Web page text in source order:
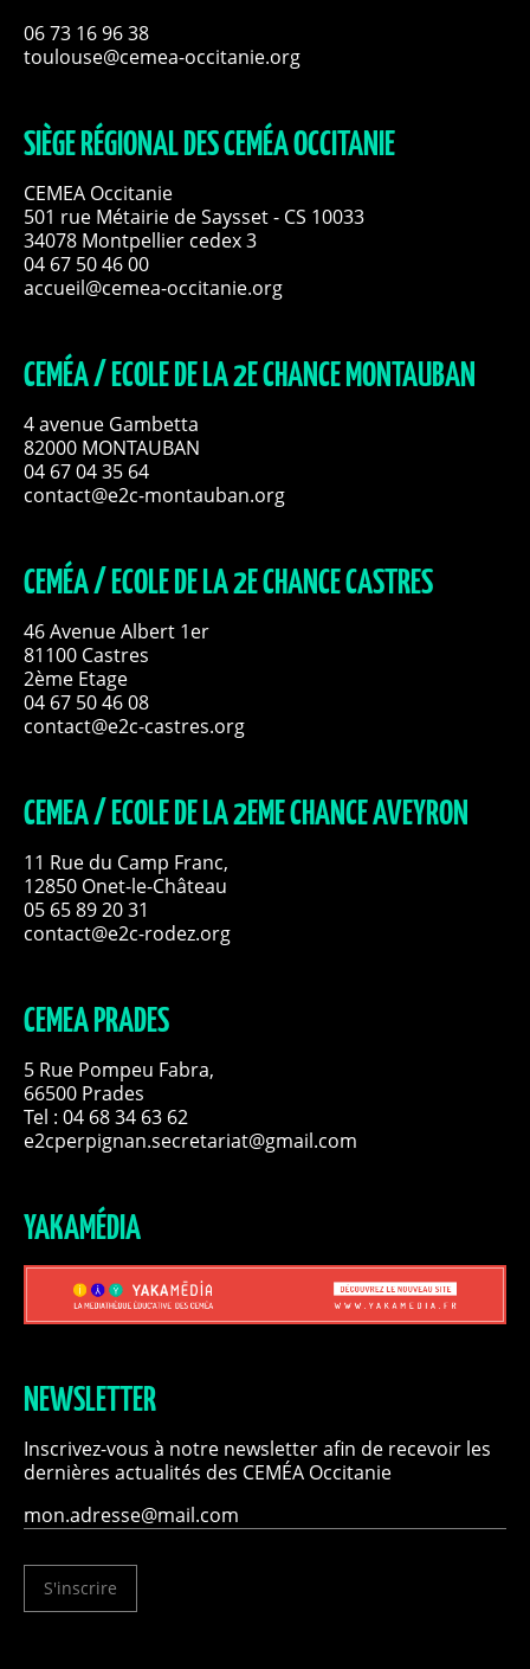
06 73 16 96 38
toulouse@cemea-occitanie.org
SIÈGE RÉGIONAL DES CEMÉA OCCITANIE
CEMEA Occitanie
501 rue Métairie de Saysset - CS 10033
34078 Montpellier cedex 3
04 67 50 46 00
accueil@cemea-occitanie.org
CEMÉA / ECOLE DE LA 2E CHANCE MONTAUBAN
4 avenue Gambetta
82000 MONTAUBAN
04 67 04 35 64
contact@e2c-montauban.org
CEMÉA / ECOLE DE LA 2E CHANCE CASTRES
46 Avenue Albert 1er
81100 Castres
2ème Etage
04 67 50 46 08
contact@e2c-castres.org
CEMEA / ECOLE DE LA 2EME CHANCE AVEYRON
11 Rue du Camp Franc,
12850 Onet-le-Château
05 65 89 20 31
contact@e2c-rodez.org
CEMEA PRADES
5 Rue Pompeu Fabra,
66500 Prades
Tel : 04 68 34 63 62
e2cperpignan.secretariat@gmail.com
YAKAMÉDIA
NEWSLETTER
Inscrivez-vous à notre newsletter afin de recevoir les
dernières actualités des CEMÉA Occitanie
S'inscrire